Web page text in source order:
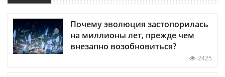
Почему эволюция застопорилась
на миллионы лет, прежде чем
внезапно возобновиться?
2425